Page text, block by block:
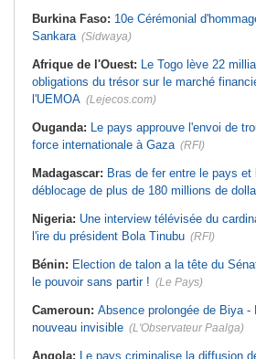
Burkina Faso: 10e Cérémonial
Sankara (Sidwaya)
Afrique de l'Ouest: Le Togo lève 22
obligations du trésor sur le marché
l'UEMOA (Lejecos.com)
Ouganda: Le pays approuve l'envoi de
force internationale à Gaza (RFI)
Madagascar: Bras de fer entre le pays et
déblocage de plus de 180 millions de
Nigeria: Une interview télévisée du
l'ire du président Bola Tinubu (RFI)
Bénin: Election de talon a la tête du
le pouvoir sans partir ! (Le Pays)
Cameroun: Absence prolongée de Biya -
nouveau invisible (L'Observateur Paalga)
Angola: Le pays criminalise la diffusion